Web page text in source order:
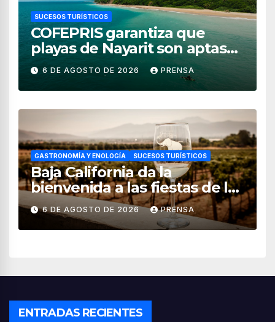
SUCESOS TURÍSTICOS
COFEPRIS garantiza que
playas de Nayarit son aptas
para uso recreativo
6 DE AGOSTO DE 2026 PRENSA
GASTRONOMÍA Y ENOLOGÍA SUCESOS TURÍSTICOS
Baja California da la
bienvenida a las fiestas de la
vendimia 2026
6 DE AGOSTO DE 2026 PRENSA
ENTRADAS RECIENTES